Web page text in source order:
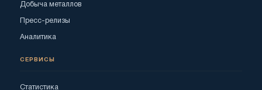
Добыча металлов
Пресс-релизы
Аналитика
СЕРВИСЫ
Статистика